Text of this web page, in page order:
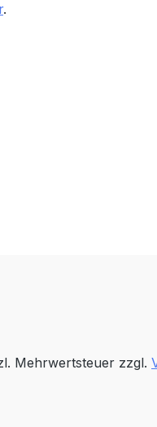
.
Mehrwertsteuer zzgl.